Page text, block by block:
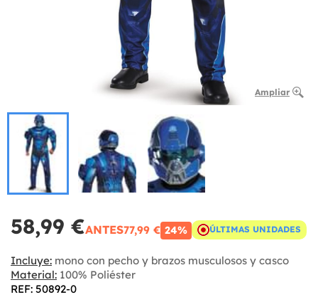
Ampliar
58,99 €ANTES77,99 € 24% ÚLTIMAS UNIDADES
Incluye: mono con pecho y brazos musculosos y casco
Material: 100% Poliéster
REF: 50892-0